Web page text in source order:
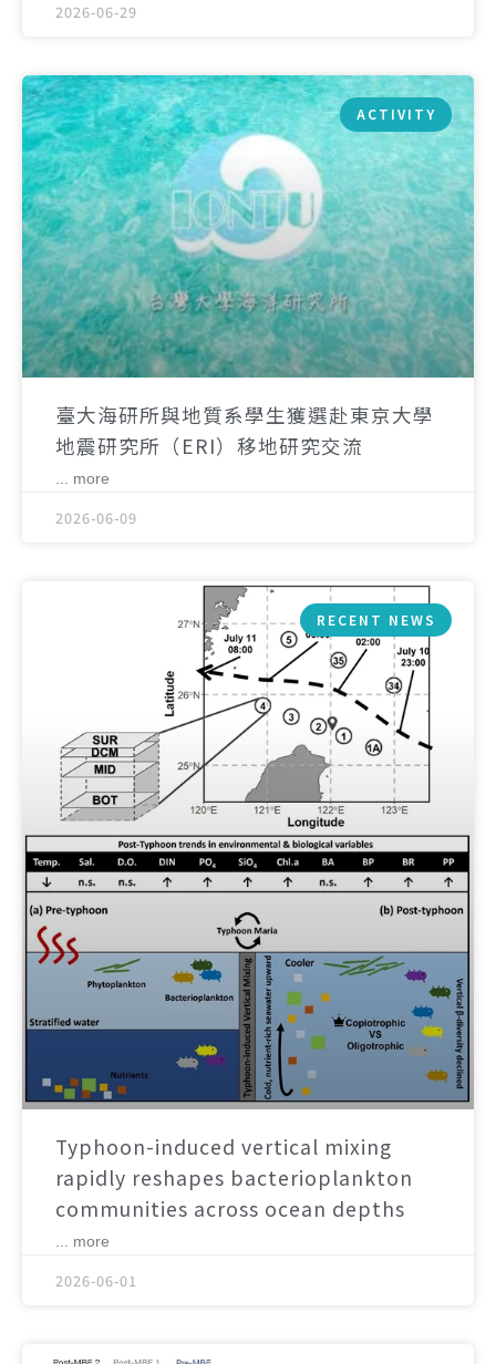
2026-06-29
ACTIVITY
臺大海研所與地質系學生獲選赴東京大學
地震研究所（ERI）移地研究交流
... more
2026-06-09
RECENT NEWS
Typhoon-induced vertical mixing
rapidly reshapes bacterioplankton
communities across ocean depths
... more
2026-06-01